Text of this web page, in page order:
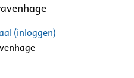
(inloggen)